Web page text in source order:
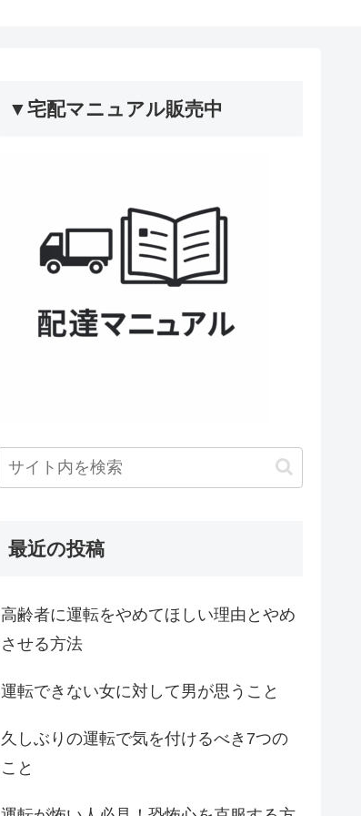
▼宅配マニュアル販売中
最近の投稿
高齢者に運転をやめてほしい理由とやめ
させる方法
運転できない女に対して男が思うこと
久しぶりの運転で気を付けるべき7つの
こと